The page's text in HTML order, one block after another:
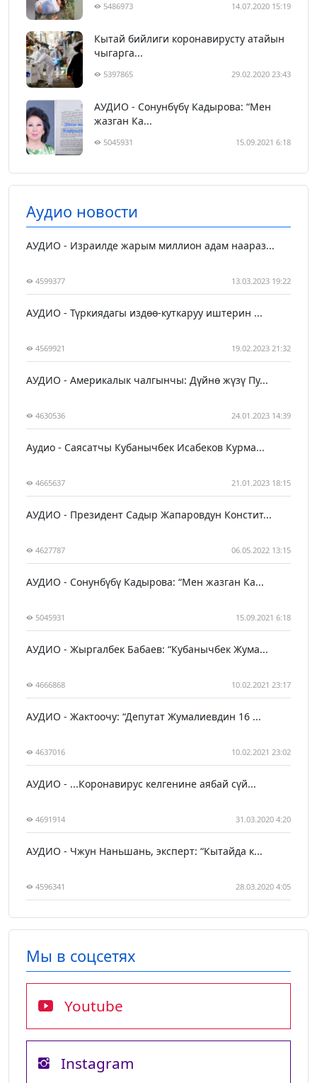
5486973 14.07.2020 15:19
Кытай бийлиги коронавирусту атайын
чыгарга...
5397865 29.02.2020 23:43
АУДИО - Сонунбүбү Кадырова: “Мен
жазган Ка...
5045931 15.09.2021 6:18
Аудио новости
АУДИО - Израилде жарым миллион адам наараз...
4599377 13.03.2023 19:22
АУДИО - Түркиядагы издөө-куткаруу иштерин ...
4569921 19.02.2023 21:32
АУДИО - Америкалык чалгынчы: Дүйнө жүзү Пу...
4630536 24.01.2023 14:39
Аудио - Саясатчы Кубанычбек Исабеков Курма...
4665637 21.01.2023 18:15
АУДИО - Президент Садыр Жапаровдун Констит...
4627787 06.05.2022 13:15
АУДИО - Сонунбүбү Кадырова: “Мен жазган Ка...
5045931 15.09.2021 6:18
АУДИО - Жыргалбек Бабаев: “Кубанычбек Жума...
4666868 10.02.2021 23:17
АУДИО - Жактоочу: “Депутат Жумалиевдин 16 ...
4637016 10.02.2021 23:02
АУДИО - ...Коронавирус келгенине аябай сүй...
4691914 31.03.2020 4:20
АУДИО - Чжун Наньшань, эксперт: “Кытайда к...
4596341 28.03.2020 4:05
Мы в соцсетях
Youtube
Instagram